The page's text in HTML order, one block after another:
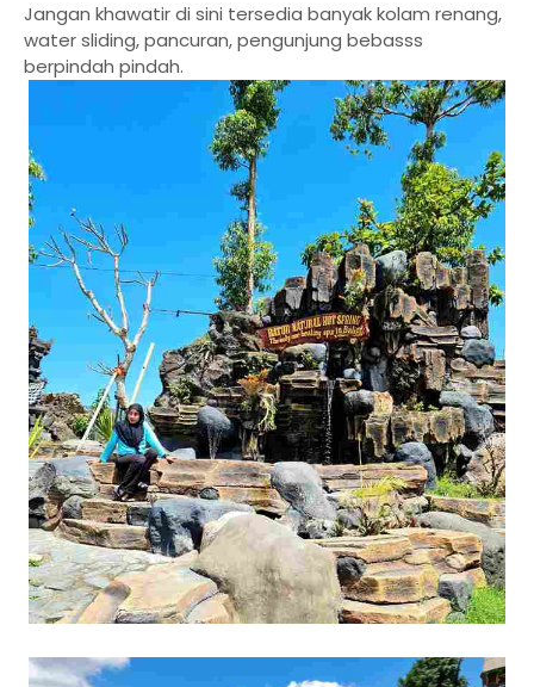
Jangan khawatir di sini tersedia banyak kolam renang,
water sliding, pancuran, pengunjung bebasss
berpindah pindah.